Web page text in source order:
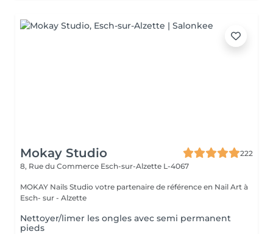
Mokay Studio
222
8, Rue du Commerce Esch-sur-Alzette L-4067
MOKAY Nails Studio votre partenaire de référence en Nail Art à
Esch- sur - Alzette
Nettoyer/limer les ongles avec semi permanent
pieds